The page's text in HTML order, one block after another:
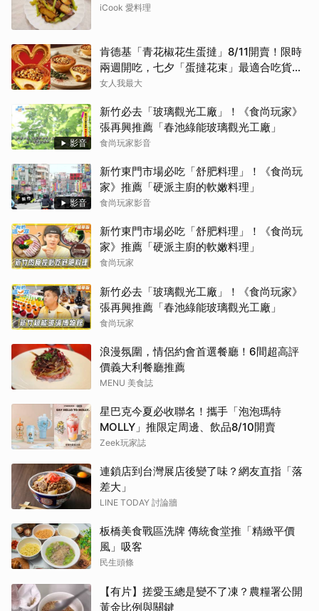
iCook 愛料理
肯德基「青花椒花生蛋撻」8/11開賣！限時
兩週開吃，七夕「蛋撻花束」最適合吃貨女
友
女人我最大
影音
新竹必去「玻璃觀光工廠」！《食尚玩家》
張再興推薦「春池綠能玻璃觀光工廠」
食尚玩家影音
影音
新竹東門市場必吃「舒肥料理」！《食尚玩
家》推薦「硬派主廚的軟嫩料理」
食尚玩家影音
新竹東門市場必吃「舒肥料理」！《食尚玩
家》推薦「硬派主廚的軟嫩料理」
食尚玩家
新竹必去「玻璃觀光工廠」！《食尚玩家》
張再興推薦「春池綠能玻璃觀光工廠」
食尚玩家
浪漫氛圍，情侶約會首選餐廳！6間超高評
價義大利餐廳推薦
MENU 美食誌
星巴克今夏必收聯名！攜手「泡泡瑪特
MOLLY」推限定周邊、飲品8/10開賣
Zeek玩家誌
連鎖店到台灣展店後變了味？網友直指「落
差大」
LINE TODAY 討論牆
板橋美食戰區洗牌 傳統食堂推「精緻平價
風」吸客
民生頭條
【有片】搓愛玉總是變不了凍？農糧署公開
黃金比例與關鍵